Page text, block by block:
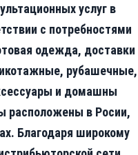
услуг в
с потребностями
одежда, доставки
рубашечные,
и домашны
расположены в Росии,
Благодаря широкому